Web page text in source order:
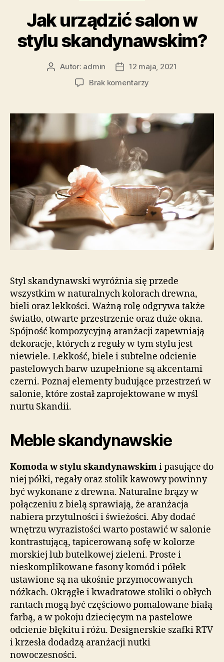
Jak urządzić salon w
stylu skandynawskim?
AutorAutor: admin
Data
wpisu
12 maja, 2021
Brak komentarzy
salon
w
skandynawskim?
Styl skandynawski wyróżnia się przede
wszystkim w naturalnych kolorach drewna,
bieli oraz lekkości. Ważną rolę odgrywa także
światło, otwarte przestrzenie oraz duże okna.
Spójność kompozycyjną aranżacji zapewniają
dekoracje, których z reguły w tym stylu jest
niewiele. Lekkość, biele i subtelne odcienie
pastelowych barw uzupełnione są akcentami
czerni. Poznaj elementy budujące przestrzeń w
salonie, które został zaprojektowane w myśl
nurtu Skandii.
Meble skandynawskie
Komoda w stylu skandynawskimi pasujące do
niej półki, regały oraz stolik kawowy powinny
być wykonane z drewna. Naturalne brązy w
połączeniu z bielą sprawiają, że aranżacja
nabiera przytulności i świeżości. Aby dodać
wnętrzu wyrazistości warto postawić w salonie
kontrastującą, tapicerowaną sofę w kolorze
morskiej lub butelkowej zieleni. Proste i
nieskomplikowane fasony komód i półek
ustawione są na ukośnie przymocowanych
nóżkach. Okrągłe i kwadratowe stoliki o obłych
rantach mogą być częściowo pomalowane białą
farbą, a w pokoju dziecięcym na pastelowe
odcienie błękitu i różu. Designerskie szafki RTV
i krzesła dodadzą aranżacji nutki
nowoczesności.